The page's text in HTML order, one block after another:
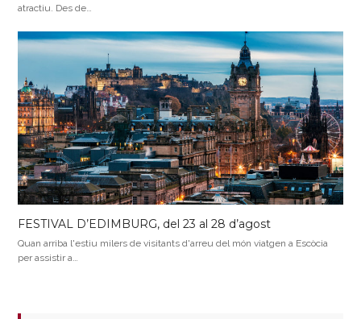
atractiu. Des de…
FESTIVAL D’EDIMBURG, del 23 al 28 d’agost
Quan arriba l'estiu milers de visitants d'arreu del món viatgen a Escòcia
per assistir a…